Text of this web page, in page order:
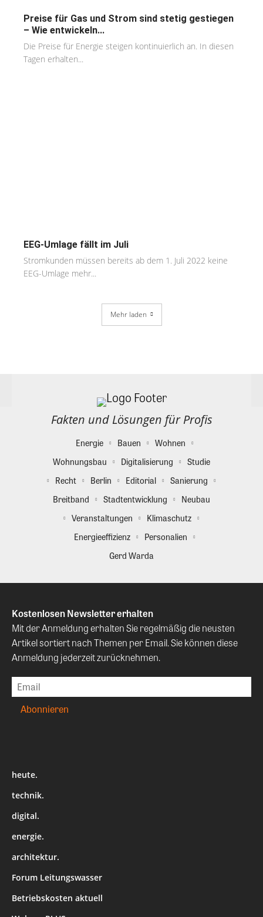
Preise für Gas und Strom sind stetig gestiegen
– Wie entwickeln...
Die Preise für Energie steigen kontinuierlich an. In diesen
Tagen erhalten...
EEG-Umlage fällt im Juli
Stromkunden müssen bereits ab dem 1. Juli 2022 keine
EEG-Umlage mehr...
Mehr laden
Fakten und Lösungen für Profis
Energie Bauen
Wohnen
Wohnungsbau
Digitalisierung
Studie
Recht
Berlin Editorial
Sanierung
Breitband
Stadtentwicklung
Neubau
Veranstaltungen
Klimaschutz
Energieeffizienz
Personalien
Gerd Warda
Kostenlosen Newsletter erhalten
Mit der Anmeldung erhalten Sie regelmäßig die neusten
Artikel sortiert nach Themen per Email. Sie können diese
Anmeldung jederzeit zurücknehmen.
heute.
technik.
digital.
energie.
architektur.
Forum Leitungswasser
Betriebskosten aktuell